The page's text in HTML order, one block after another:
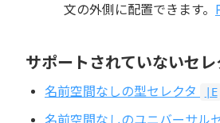
文の外側に配置できます。
サポートされていないセレ
名前空間なしの型セレクタ |E